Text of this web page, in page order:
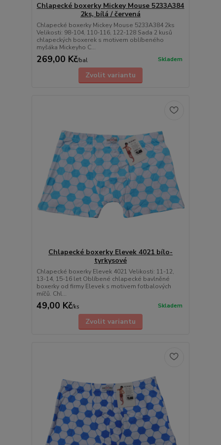
Chlapecké boxerky Mickey Mouse 5233A384
2ks, bílá / červená
Chlapecké boxerky Mickey Mouse 5233A384 2ks
Velikosti: 98-104, 110-116, 122-128 Sada 2 kusů
chlapeckých boxerek s motivem oblíbeného
myšáka Mickeyho C...
269,00 Kč/bal Skladem
Zvolit variantu
Chlapecké boxerky Elevek 4021 bílo-
tyrkysové
Chlapecké boxerky Elevek 4021 Velikosti: 11-12,
13-14, 15-16 let Oblíbené chlapecké bavlněné
boxerky od firmy Elevek s motivem fotbalových
míčů. Chl...
49,00 Kč/ks Skladem
Zvolit variantu